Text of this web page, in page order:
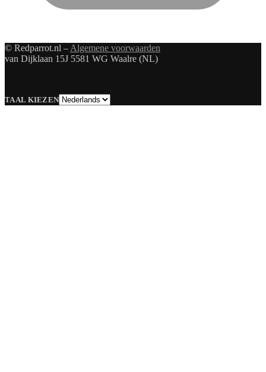
© Redparrot.nl – Algemene voorwaarden
van Dijklaan 15J 5581 WG Waalre (NL)
TAAL KIEZENTaal